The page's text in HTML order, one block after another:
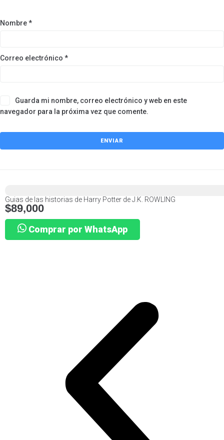
Nombre*
Correo electrónico *
Guarda mi nombre, correo electrónico y web en este
navegador para la próxima vez que comente.
Guias de las historias de Harry Potter de J.K. ROWLING
$89,000
Comprar por WhatsApp